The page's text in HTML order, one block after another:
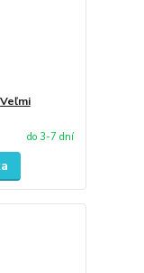
do 3-7 dní